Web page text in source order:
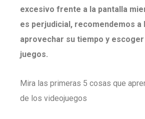
excesivo frente a la pantalla
es perjudicial, recomendemos a
aprovechar su tiempo y
juegos.
Mira las primeras 5 cosas que
de los videojuegos